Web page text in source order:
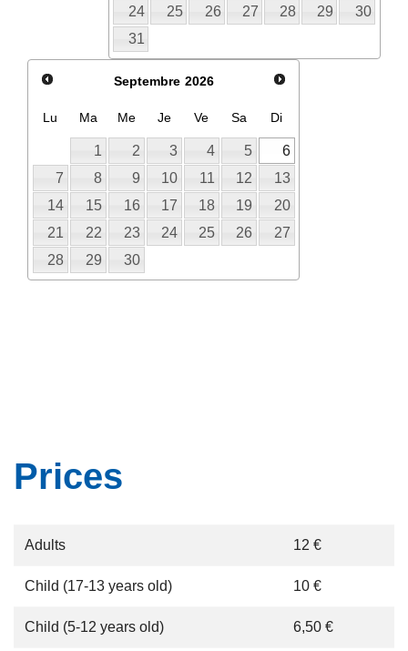
24
25 26 27 28 29
30
31
Septembre 2026
Lu Ma Me Je Ve Sa Di
1 2 3 4 5
6
7
8 9 10 11 12
13
14
15 16 17 18 19
20
21
22 23 24 25 26
27
28
29 30
Prices
Adults 12 €
Child (17-13 years old) 10 €
Child (5-12 years old) 6,50 €